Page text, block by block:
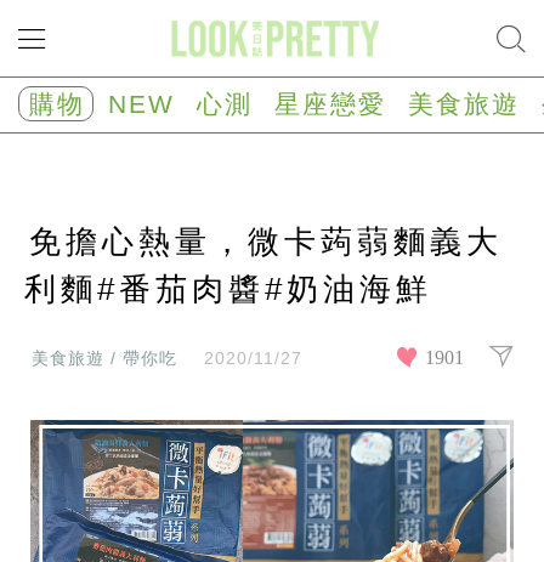
NEW
心
測
塔
心
理
測
驗
座/
運
勢
星
座
戀
愛
購物 NEW 心測 星座戀愛 美食旅遊
免擔心熱量，微卡蒟蒻麵義大
利麵#番茄肉醬#奶油海鮮
美食旅遊 / 帶你吃 2020/11/27 1901